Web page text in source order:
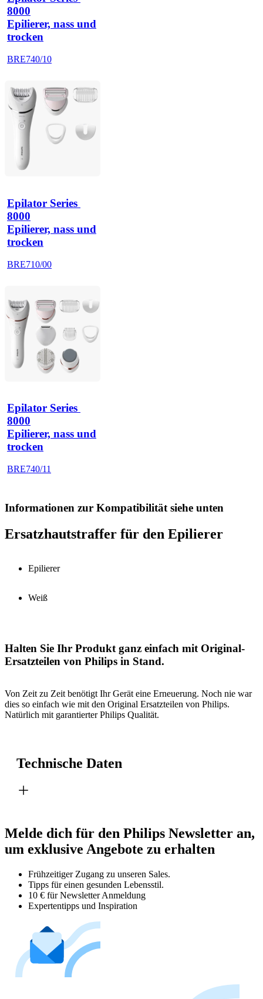
8000
Epilierer, nass und
trocken
BRE740/10
Epilator Series
8000
Epilierer, nass und
trocken
BRE710/00
Epilator Series
8000
Epilierer, nass und
trocken
BRE740/11
Informationen zur Kompatibilität siehe unten
Ersatzhautstraffer für den Epilierer
Epilierer
Weiß
Halten Sie Ihr Produkt ganz einfach mit Original-
Ersatzteilen von Philips in Stand.
Von Zeit zu Zeit benötigt Ihr Gerät eine Erneuerung. Noch nie war
dies so einfach wie mit den Original Ersatzteilen von Philips.
Natürlich mit garantierter Philips Qualität.
Technische Daten
Melde dich für den Philips Newsletter an,
um exklusive Angebote zu erhalten
Frühzeitiger Zugang zu unseren Sales.
Tipps für einen gesunden Lebensstil.
10 € für Newsletter Anmeldung
Expertentipps und Inspiration